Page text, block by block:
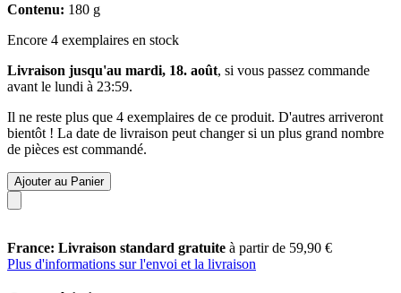
Contenu: 180 g
Encore 4 exemplaires en stock
Livraison jusqu'au mardi, 18. août, si vous passez commande
avant le lundi à 23:59.
Il ne reste plus que 4 exemplaires de ce produit. D'autres arriveront
bientôt ! La date de livraison peut changer si un plus grand nombre
de pièces est commandé.
Ajouter au Panier
France: Livraison standard gratuite à partir de 59,90 €
Plus d'informations sur l'envoi et la livraison